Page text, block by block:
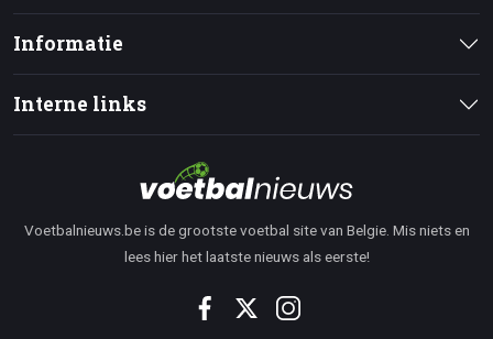
Informatie
Interne links
Voetbalnieuws.be is de grootste voetbal site van Belgie. Mis niets en
lees hier het laatste nieuws als eerste!